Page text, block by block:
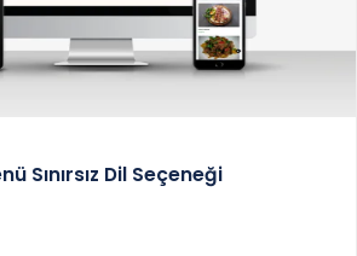
Sınırsız Dil Seçeneği